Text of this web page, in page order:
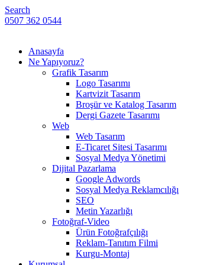
Search
0507 362 0544
Anasayfa
Ne Yapıyoruz?
Grafik Tasarım
Logo Tasarımı
Kartvizit Tasarım
Broşür ve Katalog Tasarım
Dergi Gazete Tasarımı
Web
Web Tasarım
E-Ticaret Sitesi Tasarımı
Sosyal Medya Yönetimi
Dijital Pazarlama
Google Adwords
Sosyal Medya Reklamcılığı
SEO
Metin Yazarlığı
Fotoğraf-Video
Ürün Fotoğrafçılığı
Reklam-Tanıtım Filmi
Kurgu-Montaj